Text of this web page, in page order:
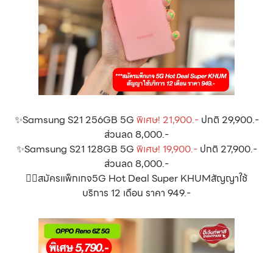
✨Samsung S21 256GB 5G พิเศษ! 21,900.-ปกติ 29,900.-
ส่วนลด 8,000.-
✨Samsung S21 128GB 5G พิเศษ! 19,900.-ปกติ 27,900.-
ส่วนลด 8,000.-
👉🏻สมัครแพ็กเกจ5G Hot Deal Super KHUMสัญญาใช้
บริการ 12 เดือน ราคา 949.-